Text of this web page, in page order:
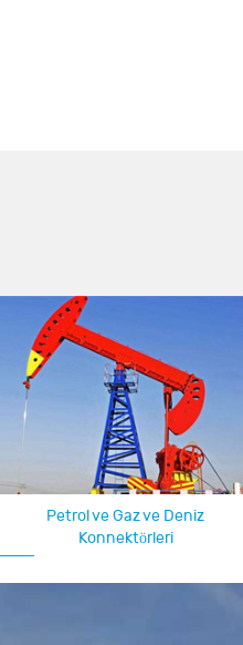
Petrol ve Gaz ve Deniz
Konnektörleri